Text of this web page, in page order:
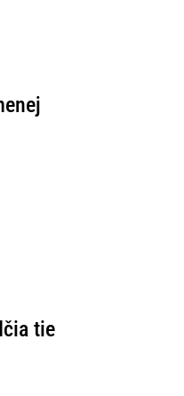
tie